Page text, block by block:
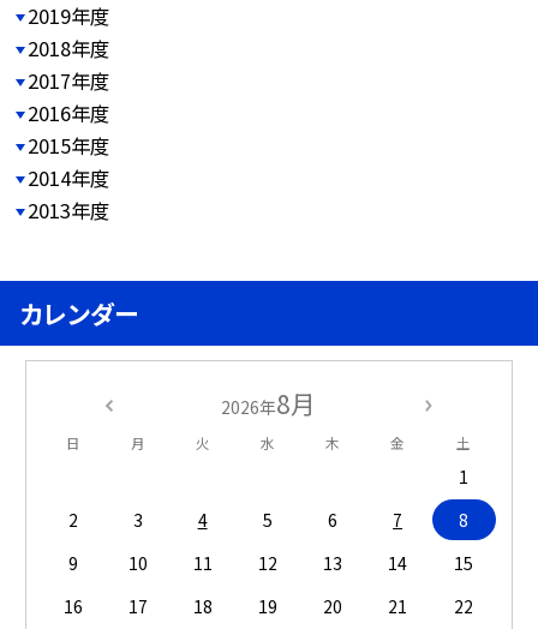
2019年度
2018年度
2017年度
2016年度
2015年度
2014年度
2013年度
カレンダー
2026年8月
日 月 火 水 木 金 土
1
2
3 4 5 6 7
8
9
10 11 12 13 14
15
16
17 18 19 20 21
22